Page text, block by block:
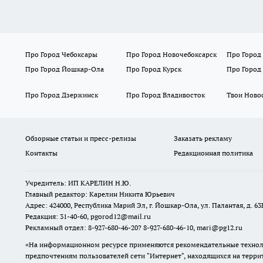
Про Город Чебоксары Про Город Новочебоксарск Про Город
Про Город Йошкар-Ола
Про Город Курск Про
Про Город Дзержинск
Про Город Владивосток Твои
Обзорные статьи и пресс-релизы Заказать рекламу
Контакты
Редакционная политика
Учредитель: ИП КАРЕЛИН Н.Ю.
Главный редактор: Карелин Никита Юрьевич
Адрес: 424000, Республика Марий Эл, г. Йошкар-Ола, ул. Палантая, д.
Редакция: 31-40-60, pgorod12@mail.ru
Рекламный отдел: 8-927-680-46-20? 8-927-680-46-10, mari@pg12.ru
«На информационном ресурсе применяются рекомендательные
предпочтениям пользователей сети "Интернет", находящихся на